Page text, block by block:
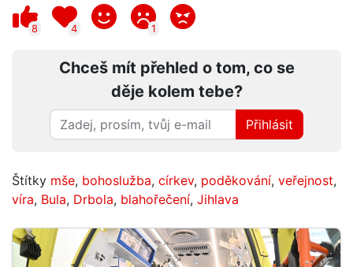
8 4 1
Chceš mít přehled o tom, co se
děje kolem tebe?
Přihlásit
Štítky mše, bohoslužba, církev, poděkování, veřejnost,
víra, Bula, Drbola, blahořečení, Jihlava